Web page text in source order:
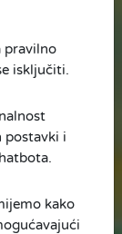
pravilno
isključiti.
postavki i
kako